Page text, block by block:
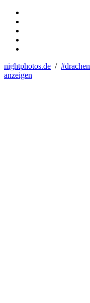
nightphotos.de / #drachen
anzeigen